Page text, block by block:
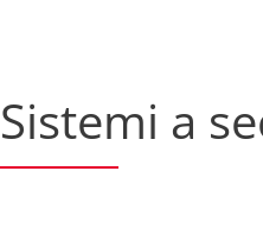
Sistemi a